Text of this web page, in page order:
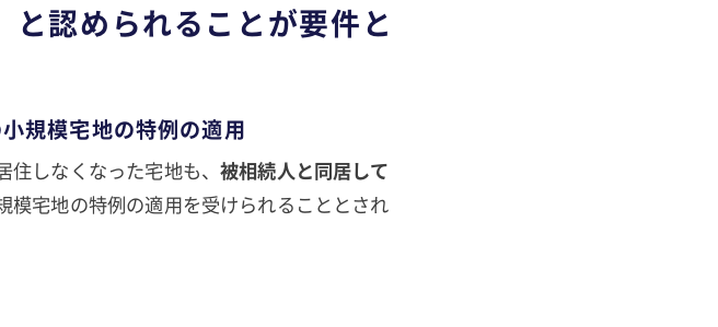
認められることが要件と
規模宅地の特例の適用
住しなくなった宅地も、被相続人と同居して
模宅地の特例の適用を受けられることとされ